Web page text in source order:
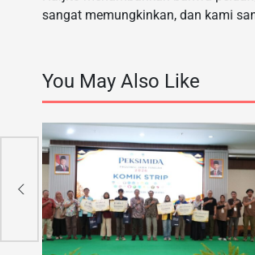
sangat memungkinkan, dan kami
You May Also Like